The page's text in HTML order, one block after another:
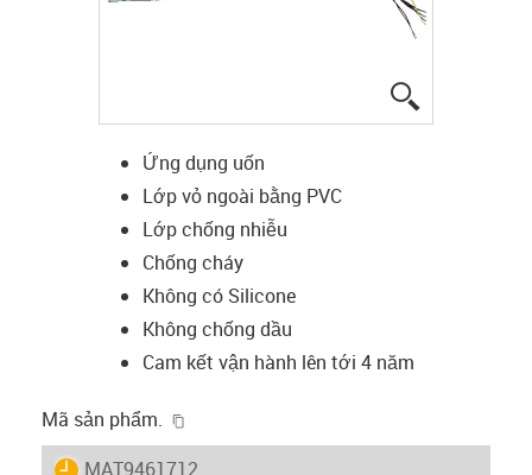
Ứng dụng uốn
Lớp vỏ ngoài bằng PVC
Lớp chống nhiễu
Chống cháy
Không có Silicone
Không chống dầu
Cam kết vận hành lên tới 4 năm
Mã sản phẩm.
igus-icon-lieferzeit
MAT9461712